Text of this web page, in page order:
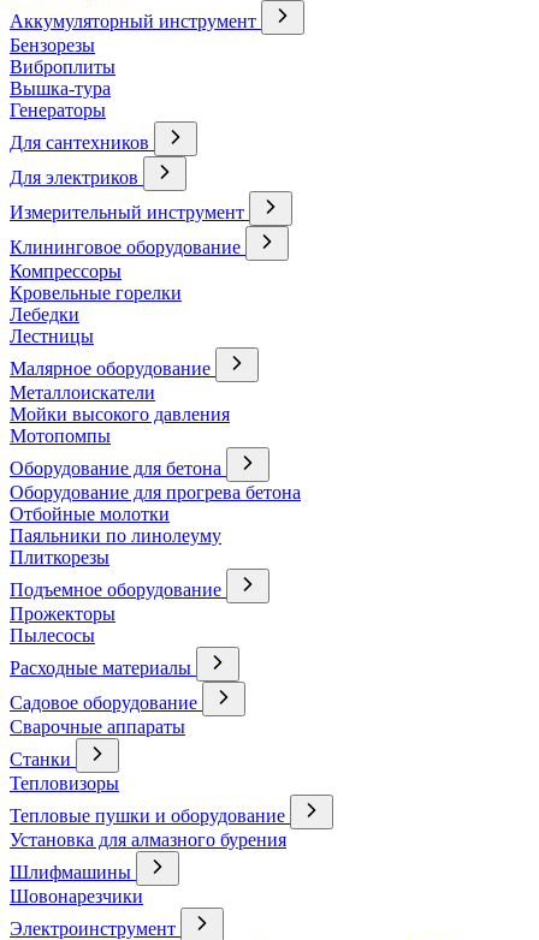
Аккумуляторный инструмент
Бензорезы
Виброплиты
Вышка-тура
Генераторы
Для сантехников
Для электриков
Измерительный инструмент
Клининговое оборудование
Компрессоры
Кровельные горелки
Лебедки
Лестницы
Малярное оборудование
Металлоискатели
Мойки высокого давления
Мотопомпы
Оборудование для бетона
Оборудование для прогрева бетона
Отбойные молотки
Паяльники по линолеуму
Плиткорезы
Подъемное оборудование
Прожекторы
Пылесосы
Расходные материалы
Садовое оборудование
Сварочные аппараты
Станки
Тепловизоры
Тепловые пушки и оборудование
Установка для алмазного бурения
Шлифмашины
Шовонарезчики
Электроинструмент